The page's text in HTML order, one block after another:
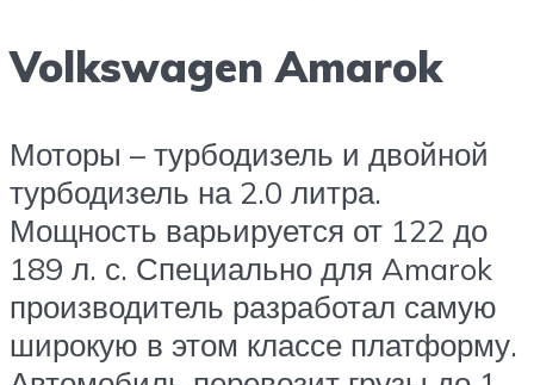
Volkswagen Amarok
Моторы – турбодизель и двойной
турбодизель на 2.0 литра.
Мощность варьируется от 122 до
189 л. с. Специально для Amarok
производитель разработал самую
широкую в этом классе платформу.